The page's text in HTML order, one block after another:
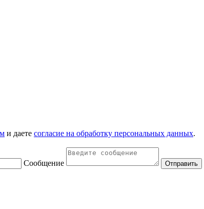
и даете согласие на обработку персональных данных.
Сообщение Отправить